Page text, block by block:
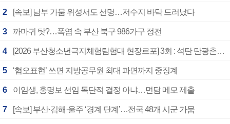
2 [속보] 남부 가뭄 위성서도 선명…저수지 바닥 드러났다
3 까마귀 탓?…폭염 속 부산 북구 986가구 정전
4 [2026 부산청소년극지체험탐험대 현장르포] 3회 : 석탄 탄광촌에서 북극 연구의 중심지로
5 ‘혐오표현’ 쓰면 지방공무원 최대 파면까지 중징계
6 이임생, 홍명보 선임 독단적 결정 아냐…면담 메모 제출
7 [속보] 부산·김해·울주 ‘경계 단계’…전국 48개 시군 가뭄